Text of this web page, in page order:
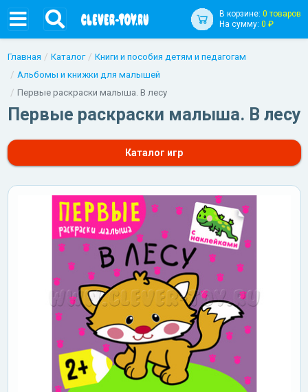
В корзине: 0 товаров
На сумму: 0 ₽
Главная Каталог
Книги и пособия детям и педагогам
Альбомы и книжки для малышей
Первые раскраски малыша. В лесу
Первые раскраски малыша. В лесу
Каталог игр